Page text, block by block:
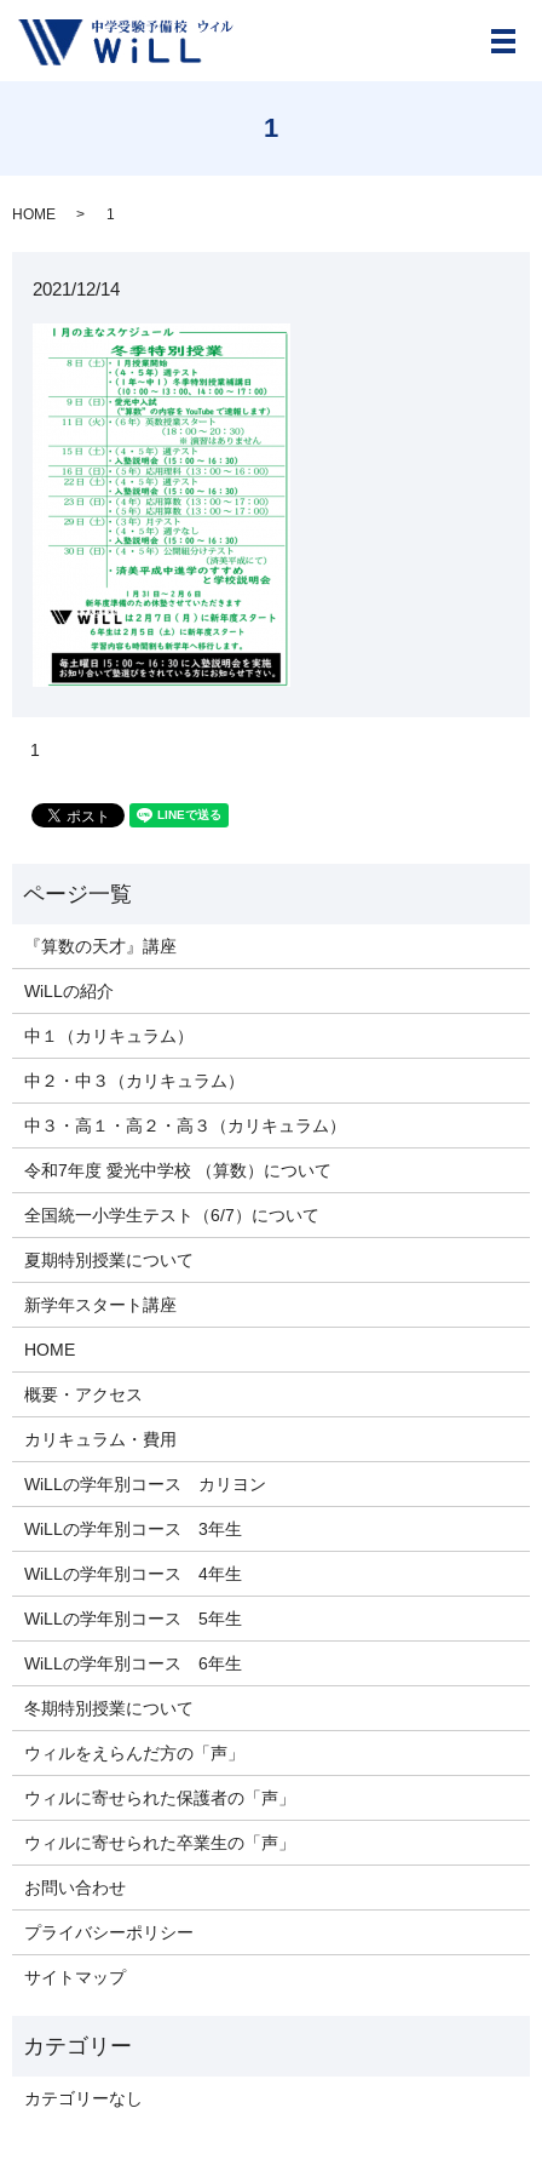
メ
1
HOME 1
2021/12/14
1
『算数の天才』講座
WiLLの紹介
中１（カリキュラム）
中２・中３（カリキュラム）
中３・高１・高２・高３（カリキュラム）
令和7年度 愛光中学校 （算数）について
全国統一小学生テスト（6/7）について
夏期特別授業について
新学年スタート講座
HOME
概要・アクセス
カリキュラム・費用
WiLLの学年別コース カリヨン
WiLLの学年別コース 3年生
WiLLの学年別コース 4年生
WiLLの学年別コース 5年生
WiLLの学年別コース 6年生
冬期特別授業について
ウィルをえらんだ方の「声」
ウィルに寄せられた保護者の「声」
ウィルに寄せられた卒業生の「声」
お問い合わせ
プライバシーポリシー
サイトマップ
カテゴリーなし